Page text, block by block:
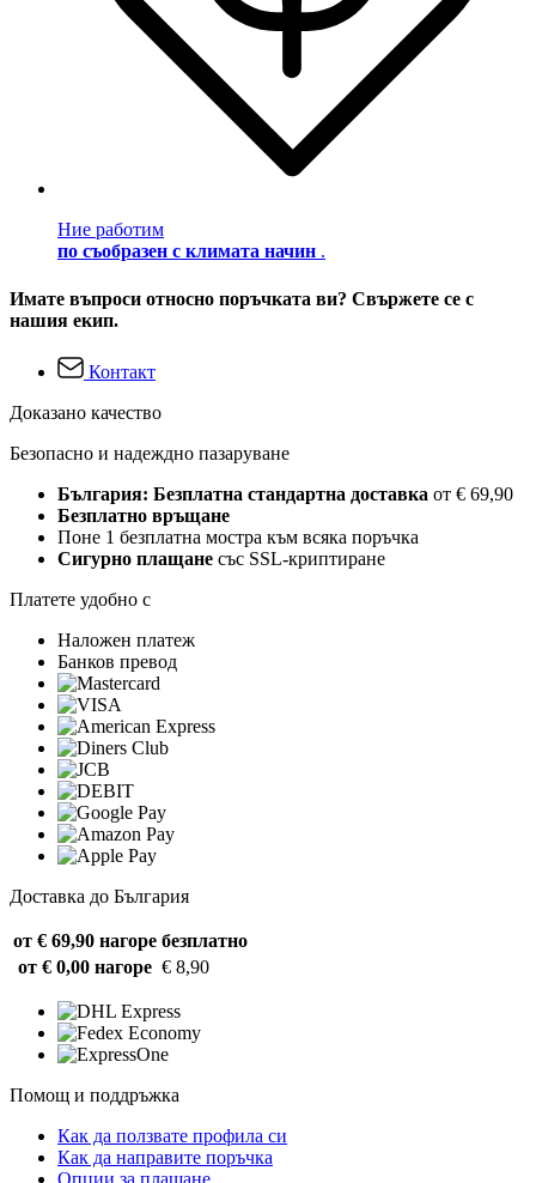
Ние работим
по съобразен с климата начин .
Имате въпроси относно поръчката ви? Свържете се с
нашия екип.
Контакт
Доказано качество
Безопасно и надеждно пазаруване
България: Безплатна стандартна доставка от € 69,90
Безплатно връщане
Поне 1 безплатна мостра към всяка поръчка
Сигурно плащане със SSL-криптиране
Платете удобно с
Наложен платеж
Банков превод
Доставка до България
от € 69,90 нагоре безплатно
от € 0,00 нагоре € 8,90
Помощ и поддръжка
Как да ползвате профила си
Как да направите поръчка
Опции за плащане